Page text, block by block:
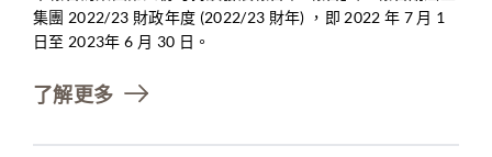
集團 2022/23 財政年度 (2022/23 財年) ，即 2022 年 7 月 1
日至 2023年 6 月 30 日。
了解更多